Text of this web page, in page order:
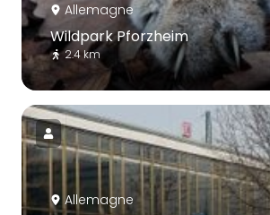
Allemagne
Wildpark Pforzheim
2.4 km
Allemagne